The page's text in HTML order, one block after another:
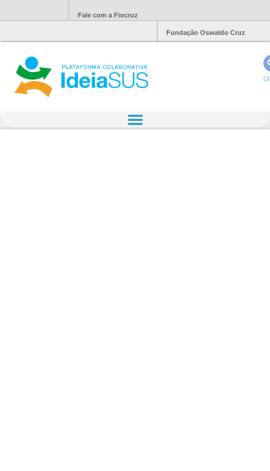
Fale com a Fiocruz
Fundação Oswaldo Cruz